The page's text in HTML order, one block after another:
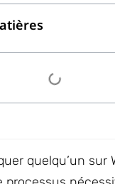
quelqu’un sur